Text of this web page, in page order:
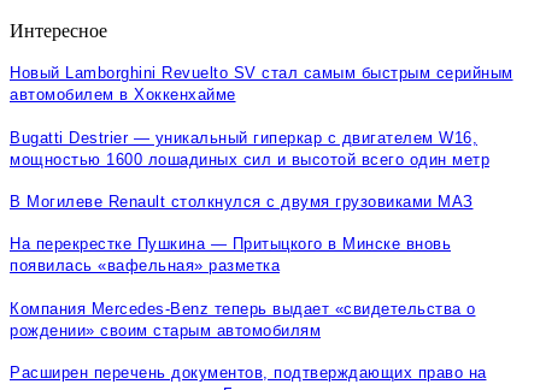
Интересное
Новый Lamborghini Revuelto SV стал самым быстрым серийным
автомобилем в Хоккенхайме
Bugatti Destrier — уникальный гиперкар с двигателем W16,
мощностью 1600 лошадиных сил и высотой всего один метр
В Могилеве Renault столкнулся с двумя грузовиками МАЗ
На перекрестке Пушкина — Притыцкого в Минске вновь
появилась «вафельная» разметка
Компания Mercedes-Benz теперь выдает «свидетельства о
рождении» своим старым автомобилям
Расширен перечень документов, подтверждающих право на